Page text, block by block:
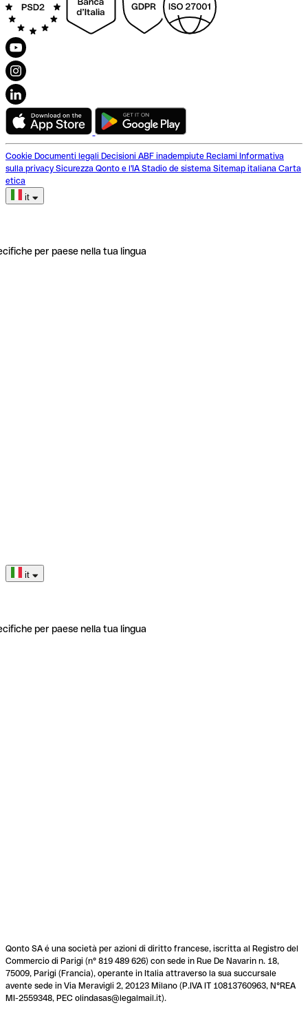
Cookie Documenti legali Decisioni ABF inadempiute Reclami Informativa
sulla privacy Sicurezza Qonto e l'IA Stadio de sistema Sitemap italiana Carta
etica
it
per paese nella tua lingua
it
per paese nella tua lingua
Qonto SA é una società per azioni di diritto francese, iscritta al Registro del
Commercio di Parigi (n° 819 489 626) con sede in Rue De Navarin n. 18,
75009, Parigi (Francia), operante in Italia attraverso la sua succursale
avente sede in Via Meravigli 2, 20123 Milano (P.IVA IT 10813760963, N°REA
MI-2559348, PEC olindasas@legalmail.it).